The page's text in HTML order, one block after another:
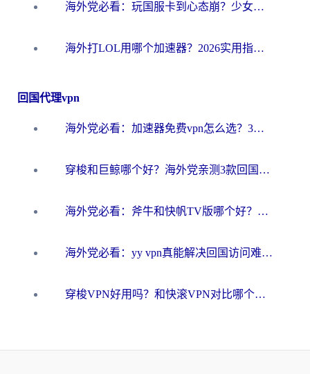
海外党必看：玩国服卡到心态崩？少女前线云图计划加速器免费推荐+碧蓝航线足球世界流畅攻略
海外打LOL用哪个加速器？2026实用指南：从延迟到设备适配，一篇解决你的国服游戏痛点
回国代理vpn
海外党必看：加速器免费vpn怎么选？3步教你无缝访问国内资源
穿梭和巨鲸哪个好？海外党亲测3款回国加速器，教你避开90%的坑
海外党必看：斧牛和快帆TV版哪个好？3分钟选对回国加速器，无缝刷B站、追热剧
海外党必看：yy vpn真能解决回国访问难题？附云极initap测评+免费方案对比
穿梭VPN好用吗？和快滚VPN对比哪个回国效果更好？海外党选回国加速器必看指南